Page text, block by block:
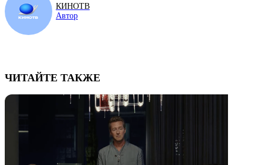
КИНОТВ
Автор
ЧИТАЙТЕ ТАКЖЕ